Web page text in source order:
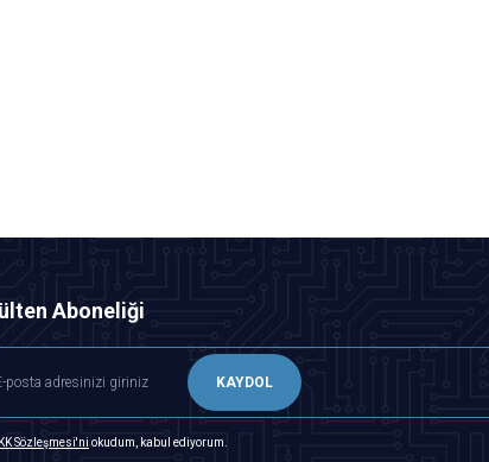
Aboneliği
KAYDOL
Sözleşmesi'ni okudum, kabul ediyorum.